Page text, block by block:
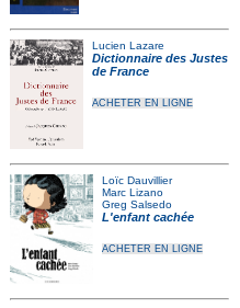
Lucien Lazare
Dictionnaire des Justes
de France
ACHETER EN LIGNE
Loïc Dauvillier
Marc Lizano
Greg Salsedo
L'enfant cachée
ACHETER EN LIGNE